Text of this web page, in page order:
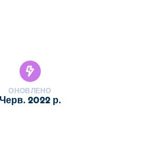
ОНОВЛЕНО
черв. 2022 р.